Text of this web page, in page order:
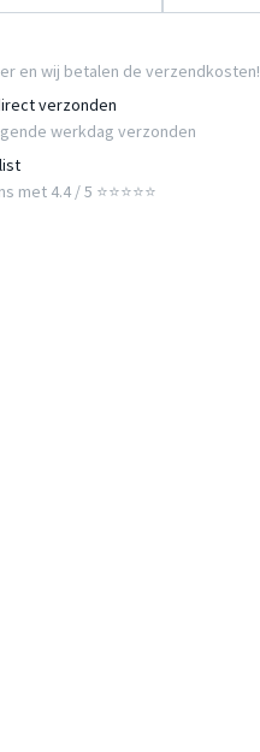
en wij betalen de verzendkosten!
verzonden
werkdag verzonden
4.4 / 5 ⭐⭐⭐⭐⭐